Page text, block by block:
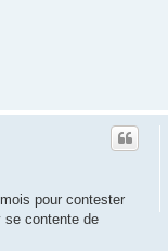
pour contester
se contente de